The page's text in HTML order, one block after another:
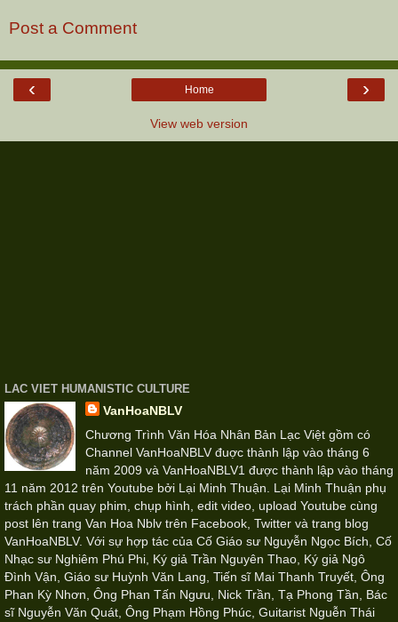
Post a Comment
‹ ›
Home
View web version
LAC VIET HUMANISTIC CULTURE
VanHoaNBLV
Chương Trình Văn Hóa Nhân Bản Lạc Việt gồm có
Channel VanHoaNBLV đuợc thành lập vào tháng 6
năm 2009 và VanHoaNBLV1 được thành lập vào tháng
11 năm 2012 trên Youtube bởi Lại Minh Thuận. Lại Minh Thuận phụ
trách phần quay phim, chụp hình, edit video, upload Youtube cùng
post lên trang Van Hoa Nblv trên Facebook, Twitter và trang blog
VanHoaNBLV. Với sự hợp tác của Cố Giáo sư Nguyễn Ngọc Bích, Cố
Nhạc sư Nghiêm Phú Phi, Ký giả Trần Nguyên Thao, Ký giả Ngô
Đình Vận, Giáo sư Huỳnh Văn Lang, Tiến sĩ Mai Thanh Truyết, Ông
Phan Kỳ Nhơn, Ông Phan Tấn Ngưu, Nick Trần, Tạ Phong Tần, Bác
sĩ Nguyễn Văn Quát, Ông Phạm Hồng Phúc, Guitarist Nguễn Thái